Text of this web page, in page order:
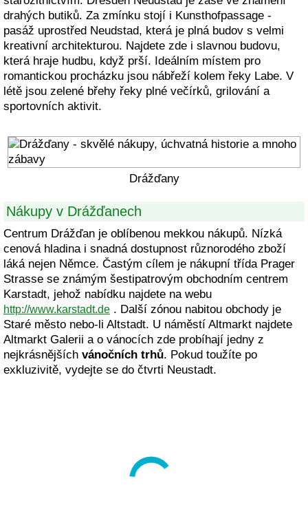
drahých butiků. Za zmínku stojí i Kunsthofpassage -
pasáž uprostřed Neudstad, která je plná budov s velmi
kreativní architekturou. Najdete zde i slavnou budovu,
která hraje hudbu, když prší. Ideálním místem pro
romantickou procházku jsou nábřeží kolem řeky Labe. V
létě jsou zelené břehy řeky plné večírků, grilování a
sportovních aktivit.
Drážďany
Nákupy v Drážďanech
Centrum Drážďan je oblíbenou mekkou nákupů. Nízká
cenová hladina i snadná dostupnost různorodého zboží
láká nejen Němce. Častým cílem je nákupní třída Prager
Strasse se známým šestipatrovým obchodním centrem
Karstadt, jehož nabídku najdete na webu
http://www.karstadt.de . Další zónou nabitou obchody je
Staré město nebo-li Altstadt. U náměstí Altmarkt najdete
Altmarkt Galerii a o vánocích zde probíhají jedny z
nejkrásnějších vánočních trhů. Pokud toužíte po
exkluzivitě, vydejte se do čtvrti Neustadt.